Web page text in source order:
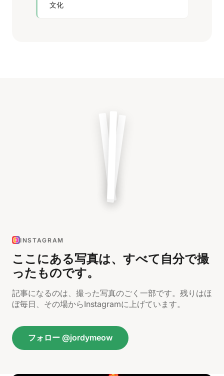
文化
INSTAGRAM
ここにある写真は、すべて自分で撮
ったものです。
記事になるのは、撮った写真のごく一部です。残りはほ
ぼ毎日、その場からInstagramに上げています。
フォロー @jordymeow